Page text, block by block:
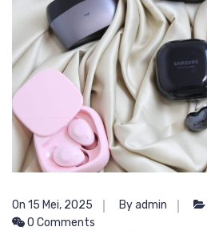
On 15 Mei, 2025 By admin
0 Comments